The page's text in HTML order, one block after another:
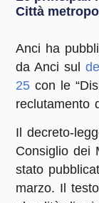
Città
Anci ha
da Anci sul
25 con le
reclutamento
Il decreto-
Consiglio dei
stato
marzo. Il